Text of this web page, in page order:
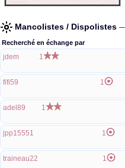
Mancolistes / Dispolistes
Recherché en échange par
jdem 1
fifi59 1
adel89 1
jpp15551 1
traineau22 1